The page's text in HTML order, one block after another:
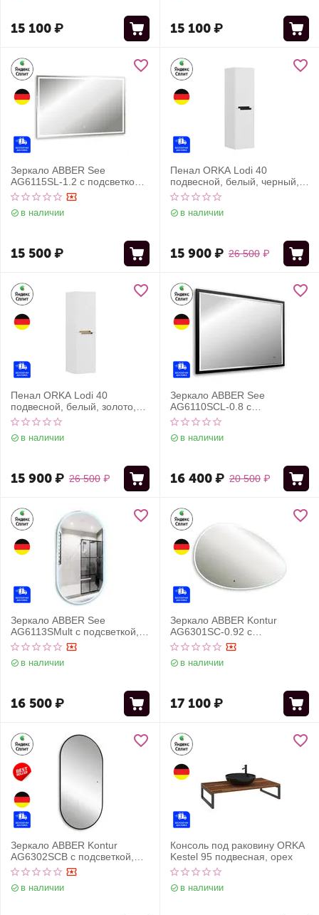
15 100₽ 15 100₽
Зеркало ABBER See
AG6115SL-1.2 с подсветкой,
сенсорный выключатель,
диммер
в наличии
15 500₽
Пенал ORKA Lodi 40
подвесной, белый, черный,
универсальный
в наличии
26 500 ₽
15 900₽
Пенал ORKA Lodi 40
подвесной, белый, золото,
универсальный
в наличии
26 500 ₽
15 900₽
Зеркало ABBER See
AG6110SCL-0.8 с
подсветкой, бесконтактный
выключатель, диммер,
черный
в наличии
20 500 ₽
16 400₽
Зеркало ABBER See
AG6113SMult с подсветкой,
сенсорный выключатель,
диммер
в наличии
16 500₽
Зеркало ABBER Kontur
AG6301SC-0.92 с
подсветкой, бесконтактный
выключатель, диммер
в наличии
17 100₽
Зеркало ABBER Kontur
AG6302SCB с подсветкой,
бесконтактный выключатель,
диммер, черный
в наличии
Консоль под раковину ORKA
Kestel 95 подвесная, орех
в наличии